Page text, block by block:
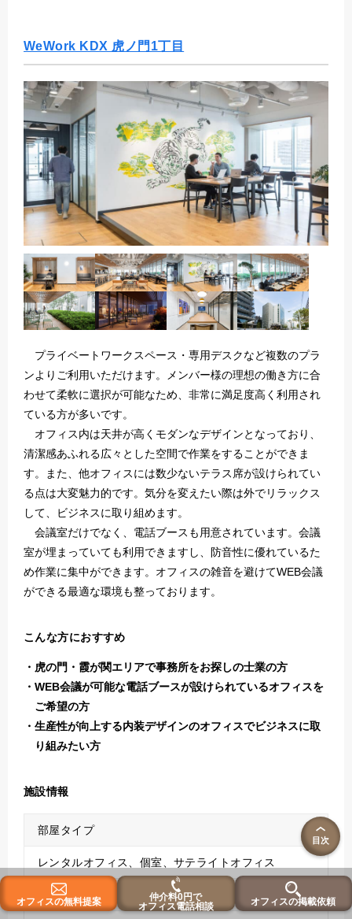
たい
ご利用のきっかけや背景
従業員の人数が減ってきたので、新たにレンタルオフ
ィスを探しておりました。立地・アクセス・オフィス
環境のバランスが取れた拠点を検討する中で、こちら
がが候補に挙がりました。
重視したポイント
特に重視したのは部屋の広さと形、アクセスなどで
す。約10坪ほどの正方形の個室で、棚を5つ設置でき
る広さがありました。駐車場も現在利用中のタイムズ
がそのまま使える距離である点が便利でした。共有部
は控えめな印象でしたが、重視していない部分のため
問題ありませんでした。ビルのそばはご飯屋さんが多
く、お弁当屋さんも出ているとの事なのでそこは嬉し
感想
全体的に非常に良かったです。8階のお部屋からの景
色も良く、周辺にお弁当屋が増えているという話にも
魅力を感じました。オフィス周りのため飲食店が多
く、日常的にも楽しめそうな立地です。またとても丁
寧に案内してくださり、入居後のイメージまでしっか
り共有してもらえた点が印象的でした。喫煙スペース
はありませんが、コストパフォーマンスにも優れ、
wifiを自分で用意するくらいですがぜひ利用を前向き
に検討したいと思える拠点でした。
I.F様
ご利用日：2026年01月23日
5点：他の拠点が空いていても、ぜひまた同じ拠点を利用し
ご利用のきっかけや背景
全体的にとても好印象でした。 オフィス自体がとて
も新しく、共用部や個室もきれいに保たれており、気
持ちよく利用できます。 個室は部屋の広さに余裕が
明るく、窓からの景色も良いのが印象的でした。 長
す。
重視したポイント
・4～6名利用を想定した個室であるが、実際には十分
な広さがあり、複合機や備品を持ち込んでも余裕を持
WeWork KDX 虎ノ門1丁目
プライベートワークスペース・専用デスクなど複数のプラ
ンよりご利用いただけます。メンバー様の理想の働き方に合
わせて柔軟に選択が可能なため、非常に満足度高く利用され
ている方が多いです。
オフィス内は天井が高くモダンなデザインとなっており、
清潔感あふれる広々とした空間で作業をすることができま
す。また、他オフィスには数少ないテラス席が設けられてい
る点は大変魅力的です。気分を変えたい際は外でリラックス
して、ビジネスに取り組めます。
会議室だけでなく、電話ブースも用意されています。会議
室が埋まっていても利用できますし、防音性に優れているた
め作業に集中ができます。オフィスの雑音を避けてWEB会議
ができる最適な環境も整っております。
こんな方におすすめ
虎の門・霞が関エリアで事務所をお探しの士業の方
WEB会議が可能な電話ブースが設けられているオフィスを
ご希望の方
生産性が向上する内装デザインのオフィスでビジネスに取
り組みたい方
施設情報
部屋タイプ
レンタルオフィス、個室、サテライトオフィス
利用可能人数
目次
オフィスの無料提案
仲介料0円で
オフィス電話相談
オフィスの掲載依頼